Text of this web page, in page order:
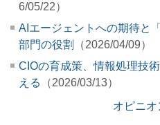
6/05/22）
AIエージェントへの期待と
部門の役割
（2026/04/09）
CIOの育成策、情報処理技
える
（2026/03/13）
オピニ